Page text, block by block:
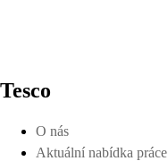
Tesco
O nás
Aktuální nabídka práce